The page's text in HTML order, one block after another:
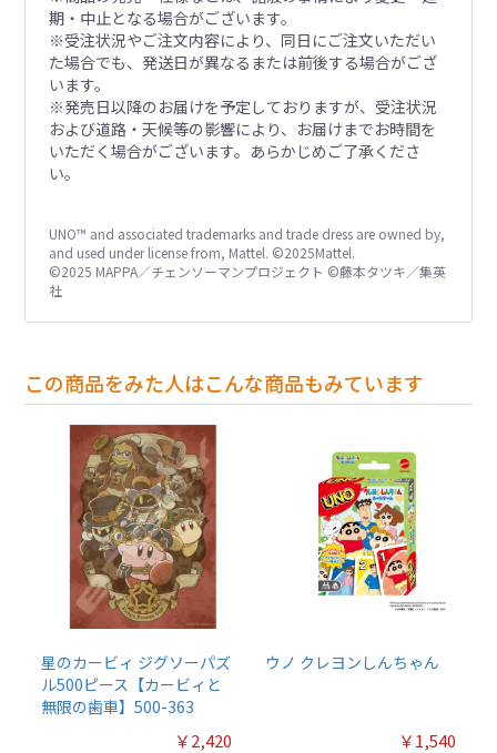
期・中止となる場合がございます。
※受注状況やご注文内容により、同日にご注文いただい
た場合でも、発送日が異なるまたは前後する場合がござ
います。
※発売日以降のお届けを予定しておりますが、受注状況
および道路・天候等の影響により、お届けまでお時間を
いただく場合がございます。あらかじめご了承くださ
い。
UNO™ and associated trademarks and trade dress are owned by,
and used under license from, Mattel. ©2025Mattel.
©2025 MAPPA／チェンソーマンプロジェクト ©藤本タツキ／集英
社
この商品をみた人はこんな商品もみています
星のカービィ ジグソーパズ
ル500ピース【カービィと
無限の歯車】500-363
￥2,420
ウノ クレヨンしんちゃん
￥1,540